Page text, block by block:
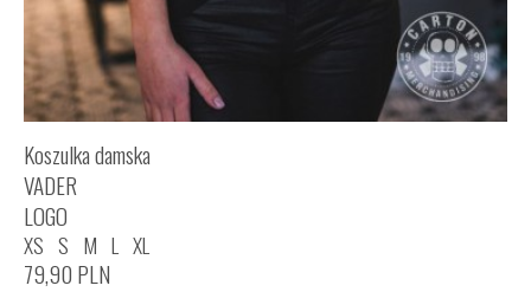
Koszulka damska
VADER
LOGO
XS S M L XL
79,90 PLN